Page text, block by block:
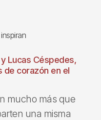
Lucas Céspedes,
de corazón en el
mucho más que
una misma